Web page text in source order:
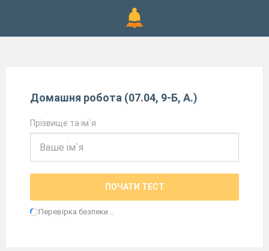
Домашня робота (07.04, 9-Б, А.)
Прізвище та ім`я
ПОЧАТИ ТЕСТ
Перевірка безпеки...